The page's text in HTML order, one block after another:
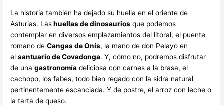
La historia también ha dejado su huella en el oriente de
Asturias. Lashuellas de dinosaurios que podemos
contemplar en diversos emplazamientos del litoral, el puente
romano deCangas de Onís, la mano de don Pelayo en
elsantuario de Covadonga. Y, cómo no, podremos disfrutar
de unagastronomía deliciosa con carnes a la brasa, el
cachopo, los fabes, todo bien regado con la sidra natural
pertinentemente escanciada. Y de postre, el arroz con leche o
la tarta de queso.